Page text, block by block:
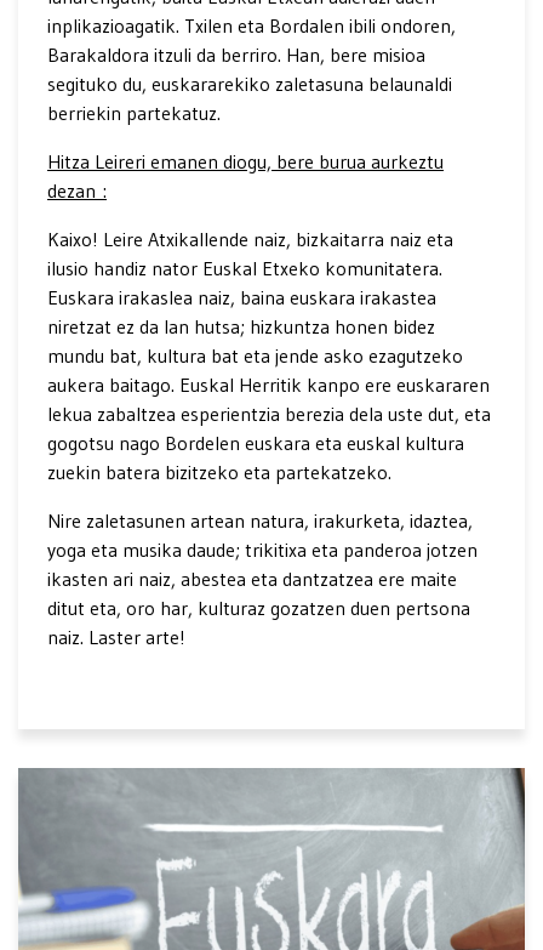
inplikazioagatik. Txilen eta Bordalen ibili ondoren,
Barakaldora itzuli da berriro. Han, bere misioa
segituko du, euskararekiko zaletasuna belaunaldi
berriekin partekatuz.
Hitza Leireri emanen diogu, bere burua aurkeztu
dezan :
Kaixo! Leire Atxikallende naiz, bizkaitarra naiz eta
ilusio handiz nator Euskal Etxeko komunitatera.
Euskara irakaslea naiz, baina euskara irakastea
niretzat ez da lan hutsa; hizkuntza honen bidez
mundu bat, kultura bat eta jende asko ezagutzeko
aukera baitago. Euskal Herritik kanpo ere euskararen
lekua zabaltzea esperientzia berezia dela uste dut, eta
gogotsu nago Bordelen euskara eta euskal kultura
zuekin batera bizitzeko eta partekatzeko.
Nire zaletasunen artean natura, irakurketa, idaztea,
yoga eta musika daude; trikitixa eta panderoa jotzen
ikasten ari naiz, abestea eta dantzatzea ere maite
ditut eta, oro har, kulturaz gozatzen duen pertsona
naiz. Laster arte!